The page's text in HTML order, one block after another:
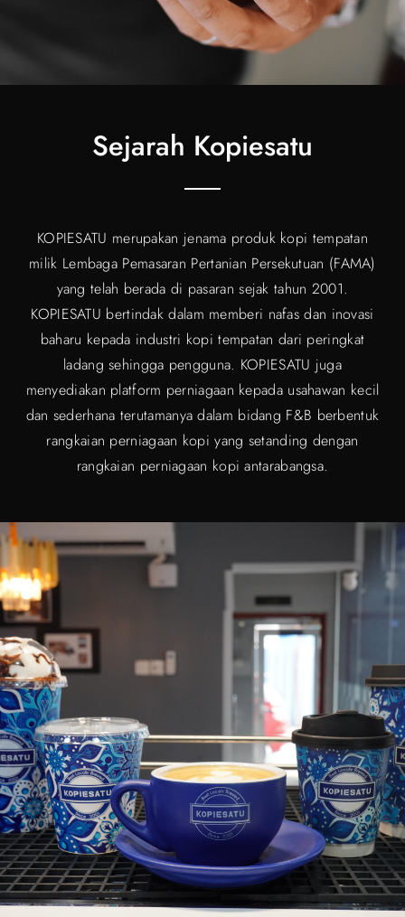
Sejarah Kopiesatu
KOPIESATU merupakan jenama produk kopi tempatan
milik Lembaga Pemasaran Pertanian Persekutuan (FAMA)
yang telah berada di pasaran sejak tahun 2001.
KOPIESATU bertindak dalam memberi nafas dan inovasi
baharu kepada industri kopi tempatan dari peringkat
ladang sehingga pengguna. KOPIESATU juga
menyediakan platform perniagaan kepada usahawan kecil
dan sederhana terutamanya dalam bidang F&B berbentuk
rangkaian perniagaan kopi yang setanding dengan
rangkaian perniagaan kopi antarabangsa.